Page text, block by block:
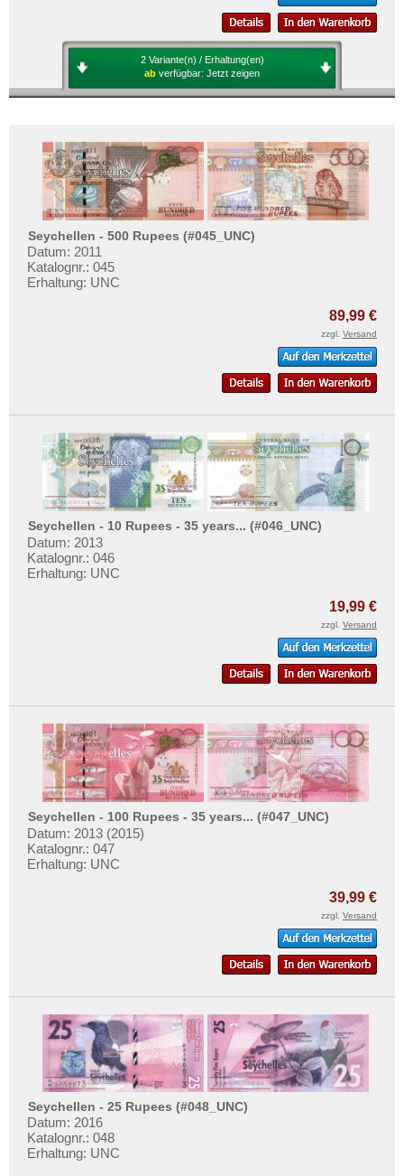
2 Variante(n) / Erhaltung(en)
ab verfügbar: Jetzt zeigen
Seychellen - 500 Rupees (#045_UNC)
Datum: 2011
Katalognr.: 045
Erhaltung: UNC
89,99 €
zzgl. Versand
Seychellen - 10 Rupees - 35 years... (#046_UNC)
Datum: 2013
Katalognr.: 046
Erhaltung: UNC
19,99 €
zzgl. Versand
Seychellen - 100 Rupees - 35 years... (#047_UNC)
Datum: 2013 (2015)
Katalognr.: 047
Erhaltung: UNC
39,99 €
zzgl. Versand
Seychellen - 25 Rupees (#048_UNC)
Datum: 2016
Katalognr.: 048
Erhaltung: UNC